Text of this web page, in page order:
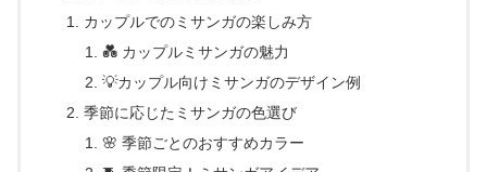
カップルでのミサンガの楽しみ方
💑 カップルミサンガの魅力
💡カップル向けミサンガのデザイン例
季節に応じたミサンガの色選び
🌸 季節ごとのおすすめカラー